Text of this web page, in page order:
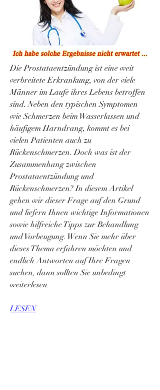
Die Prostataentzündung ist eine weit
verbreitete Erkrankung, von der viele
Männer im Laufe ihres Lebens betroffen
sind. Neben den typischen Symptomen
wie Schmerzen beim Wasserlassen und
häufigem Harndrang, kommt es bei
vielen Patienten auch zu
Rückenschmerzen. Doch was ist der
Zusammenhang zwischen
Prostataentzündung und
Rückenschmerzen? In diesem Artikel
gehen wir dieser Frage auf den Grund
und liefern Ihnen wichtige Informationen
sowie hilfreiche Tipps zur Behandlung
und Vorbeugung. Wenn Sie mehr über
dieses Thema erfahren möchten und
endlich Antworten auf Ihre Fragen
suchen, dann sollten Sie unbedingt
weiterlesen.
LESEN